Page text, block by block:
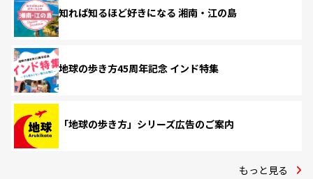
知れば知るほど好きになる 湘南・江の島
地球の歩き方45周年記念 インド特集
「地球の歩き方」シリーズ広告のご案内
もっと見る